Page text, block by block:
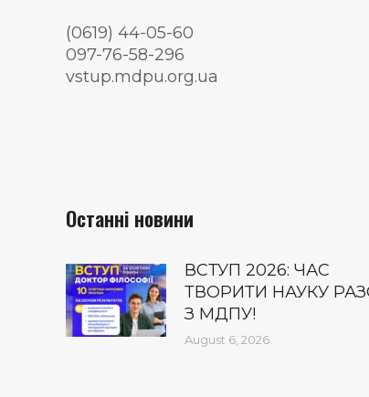
(0619) 44-05-60
097-76-58-296
vstup.mdpu.org.ua
Останні новини
ВСТУП 2026: ЧАС
ТВОРИТИ НАУКУ
З МДПУ!
August 6, 2026